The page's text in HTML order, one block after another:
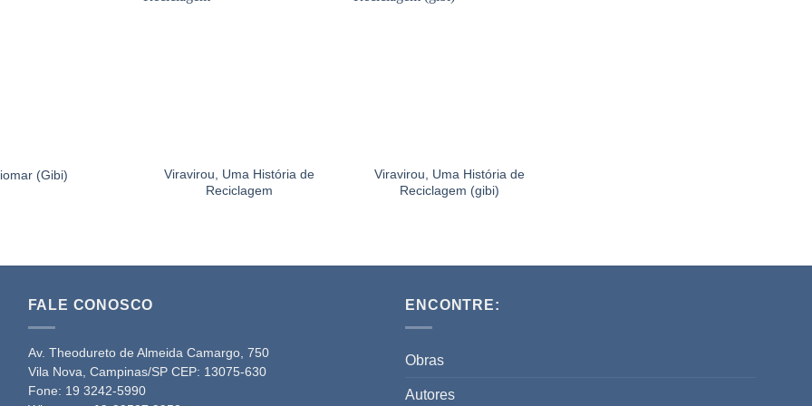
(Gibi)
Viravirou, Uma História de
Reciclagem
Viravirou, Uma História de
Reciclagem (gibi)
FALE CONOSCO
Av. Theodureto de Almeida Camargo, 750
Vila Nova, Campinas/SP CEP: 13075-630
Fone: 19 3242-5990
ENCONTRE:
Obras
Autores